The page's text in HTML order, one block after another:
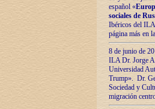
español «
sociales de
Ibéricos del ILA
página más en
8 de junio de
ILA Dr. Jorge
Universidad
Trump». Dr.
Sociedad y
migración